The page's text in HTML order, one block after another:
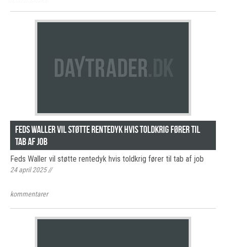
Feds Waller vil støtte rentedyk hvis toldkrig fører til
tab af job
Feds Waller vil støtte rentedyk hvis toldkrig fører til tab af job
24 april 2025//
kommentarer